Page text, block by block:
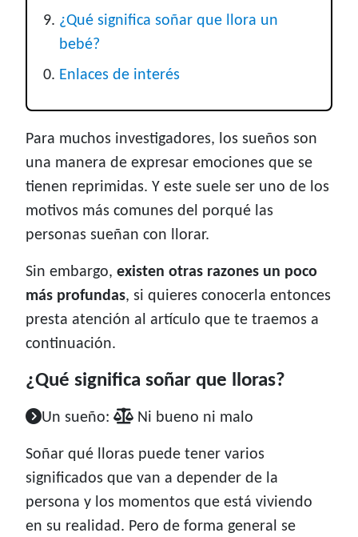
¿Qué significa soñar que llora un
bebé?
Enlaces de interés
Para muchos investigadores, los sueños son
una manera de expresar emociones que se
tienen reprimidas. Y este suele ser uno de los
motivos más comunes del porqué las
personas sueñan con llorar.
Sin embargo, existen otras razones un poco
más profundas, si quieres conocerla entonces
presta atención al artículo que te traemos a
continuación.
¿Qué significa soñar que lloras?
Un sueño: Ni bueno ni malo
Soñar qué lloras puede tener varios
significados que van a depender de la
persona y los momentos que está viviendo
en su realidad. Pero de forma general se